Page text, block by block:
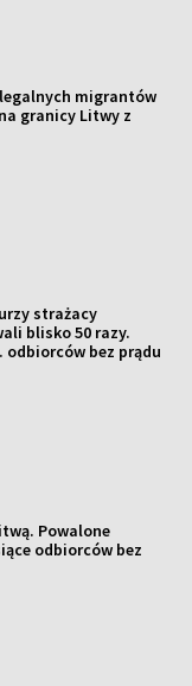
migrantów
granicy Litwy z
strażacy
blisko 50 razy.
odbiorców bez prądu
Powalone
odbiorców bez